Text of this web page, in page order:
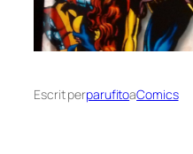
Escrit perparufitoaComics